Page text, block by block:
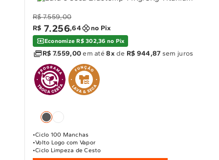
R$ 7.559,00
R$ 7.256,64 no Pix
Economize R$ 302,36 no Pix
R$ 7.559,00em até8x de R$ 944,87 sem juros
Ciclo 100 Manchas
Volto Logo com Vapor
Ciclo Limpeza de Cesto